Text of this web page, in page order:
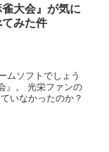
大会』が気に
みた件
ムソフトでしょう
』。 光栄ファンの
いなかったのか？